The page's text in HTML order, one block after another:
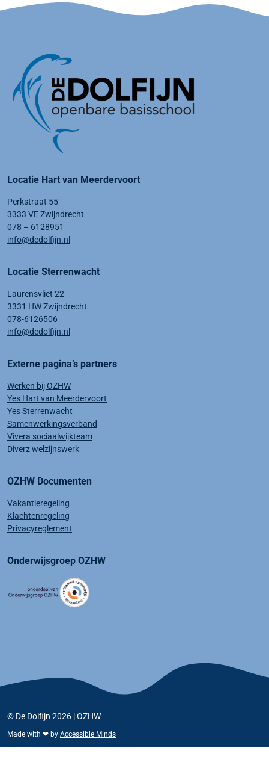
Locatie Hart van Meerdervoort
Perkstraat 55
3333 VE Zwijndrecht
078 – 6128951
info@dedolfijn.nl
Locatie Sterrenwacht
Laurensvliet 22
3331 HW Zwijndrecht
078-6126506
info@dedolfijn.nl
Externe pagina’s partners
Werken bij OZHW
Yes Hart van Meerdervoort
Yes Sterrenwacht
Samenwerkingsverband
Vivera sociaalwijkteam
Diverz welzijnswerk
OZHW Documenten
Vakantieregeling
Klachtenregeling
Privacyreglement
Onderwijsgroep OZHW
© De Dolfijn 2026 |OZHW
Made with ❤ by Accessible Minds